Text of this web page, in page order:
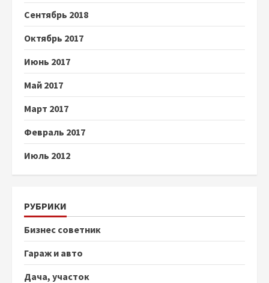
Сентябрь 2018
Октябрь 2017
Июнь 2017
Май 2017
Март 2017
Февраль 2017
Июль 2012
РУБРИКИ
Бизнес советник
Гараж и авто
Дача, участок